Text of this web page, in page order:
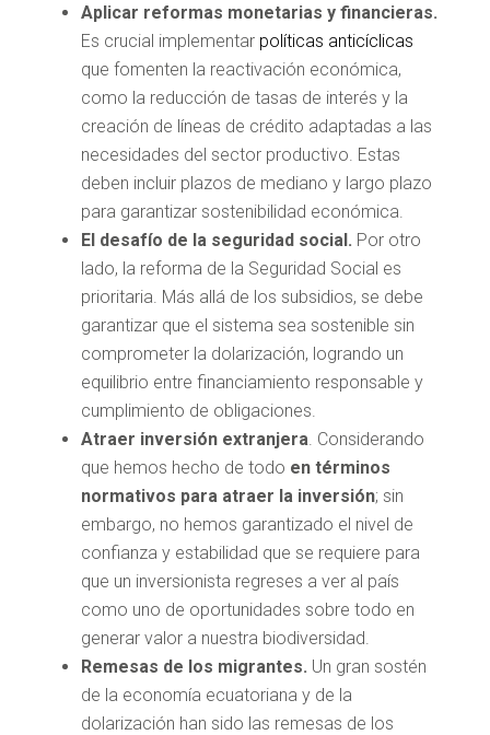
Aplicar reformas monetarias y financieras.
Es crucial implementar políticas anticíclicas
que fomenten la reactivación económica,
como la reducción de tasas de interés y la
creación de líneas de crédito adaptadas a las
necesidades del sector productivo. Estas
deben incluir plazos de mediano y largo plazo
para garantizar sostenibilidad económica.
El desafío de la seguridad social. Por otro
lado, la reforma de la Seguridad Social es
prioritaria. Más allá de los subsidios, se debe
garantizar que el sistema sea sostenible sin
comprometer la dolarización, logrando un
equilibrio entre financiamiento responsable y
cumplimiento de obligaciones.
Atraer inversión extranjera . Considerando
que hemos hecho de todo en términos
normativos para atraer la inversión; sin
embargo, no hemos garantizado el nivel de
confianza y estabilidad que se requiere para
que un inversionista regreses a ver al país
como uno de oportunidades sobre todo en
generar valor a nuestra biodiversidad.
Remesas de los migrantes. Un gran sostén
de la economía ecuatoriana y de la
dolarización han sido las remesas de los